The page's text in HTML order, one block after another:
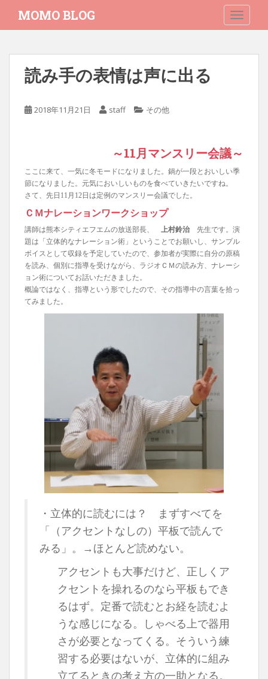
i
MOMO BLOG
読み手の表情は声に出る
2018年11月21日 staff その他
～11月マンスリー会議～
ここに来て、一気に冬モードになりました。鍋が一段とおいしい季
節になりました。元気においしいものを食べていきたいですね。
さて、先日11月12日は定例のマンスリー会議でした。
ＣＭナレーションワークショップ
講師は熊本シティエフエムの放送部長、 上村鈴治先生です。演
題は「立体的なナレーション術」ということでお願いし、サンプル
ボイスとして収録を予定していたので、参加者が実際に自分の原稿
を読み、個別に指導を受けながら、ラジオＣＭの読み方、ナレーシ
ョン術についてお話いただきました。
概論ではなく、指導という形でしたので、その指導中の言葉を拾っ
てみました。
・立体的に読むには？ まずすべてを
「（アクセントなしの）平板で読んで
みる」。→ほとんど読めない。
アクセントも大事だけど、正しくア
クセントを操れるのなら平板もでき
るはず。定番で読むとお経を読むよ
うな感じになる。しゃべる上で器用
さが必要となってくる。そういう練
習する必要はないが、立体的に組み
立てるときの考え方の一助となる。